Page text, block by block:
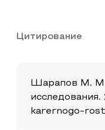
Цитирование
Шарапов М. М.
karernogo-